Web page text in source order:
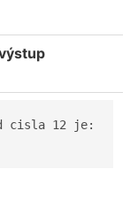
cisla 12 je: